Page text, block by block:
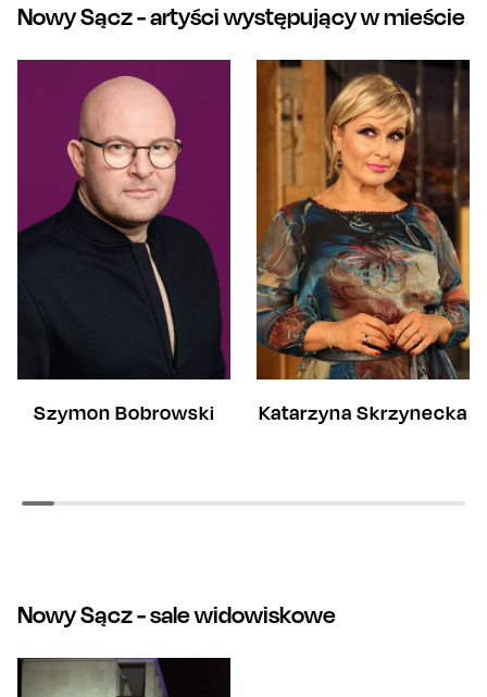
Nowy Sącz- artyści występujący w mieście
Szymon Bobrowski Katarzyna Skrzynecka
Nowy Sącz- sale widowiskowe